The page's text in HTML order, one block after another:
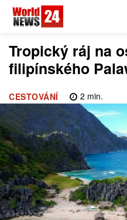
Tropický ráj na
filipínského
CESTOVÁNÍ 2 min.